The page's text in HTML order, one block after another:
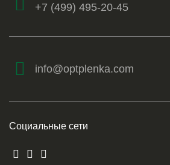
+7 (499) 495-20-45
info@optplenka.com
Социальные сети